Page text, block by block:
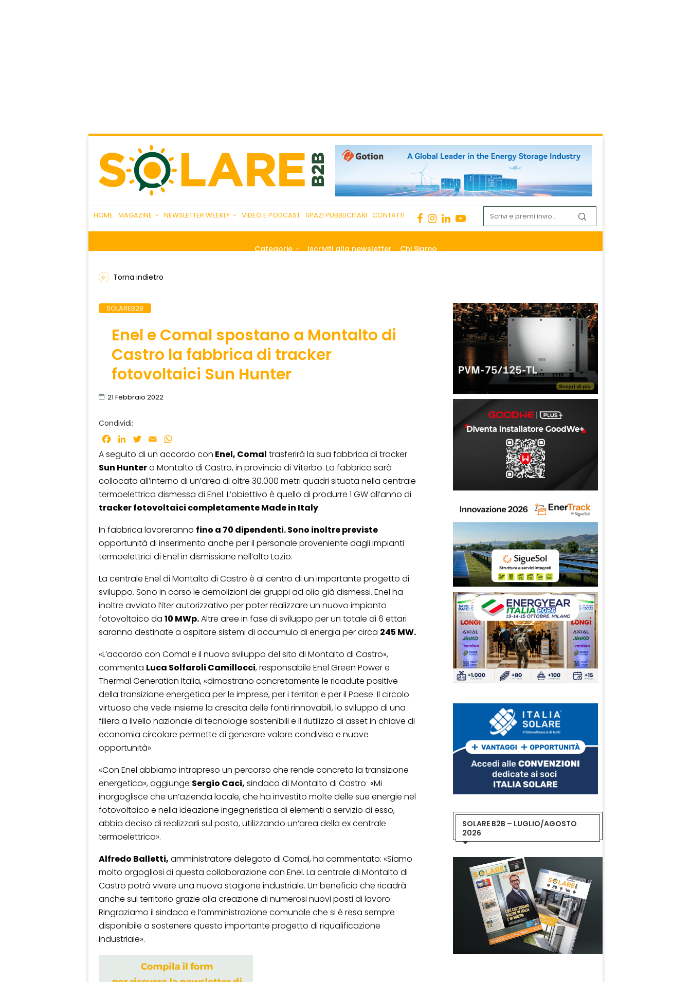
HOME MAGAZINE NEWSLETTER WEEKLY VIDEO E PODCAST SPAZI PUBBLICITARI CONTATTI
Categorie Iscriviti alla newsletter Chi Siamo
Torna indietro
SOLAREB2B
Enel e Comal spostano a Montalto di
Castro la fabbrica di tracker
fotovoltaici Sun Hunter
21 Febbraio 2022
Condividi:
Facebook
LinkedInTwitter
Email
A seguito di un accordo con Enel, Comal trasferirà la sua fabbrica di tracker
Sun Huntera Montalto di Castro, in provincia di Viterbo. La fabbrica sarà
collocata all’interno di un’area di oltre 30.000 metri quadri situata nella centrale
termoelettrica dismessa di Enel. L’obiettivo è quello di produrre 1 GW all’anno di
tracker fotovoltaici completamente Made in Italy.
In fabbrica lavoreranno fino a 70 dipendenti. Sono inoltre previste
opportunità di inserimento anche per il personale proveniente dagli impianti
termoelettrici di Enel in dismissione nell’alto Lazio.
La centrale Enel di Montalto di Castro è al centro di un importante progetto di
sviluppo. Sono in corso le demolizioni dei gruppi ad olio già dismessi. Enel ha
inoltre avviato l’iter autorizzativo per poter realizzare un nuovo impianto
fotovoltaico da 10 MWp.Altre aree in fase di sviluppo per un totale di 6 ettari
saranno destinate a ospitare sistemi di accumulo di energia per circa 245 MW.
«L’accordo con Comal e il nuovo sviluppo del sito di Montalto di Castro»,
commenta Luca Solfaroli Camillocci, responsabile Enel Green Power e
Thermal Generation Italia, «dimostrano concretamente le ricadute positive
della transizione energetica per le imprese, per i territori e per il Paese. Il circolo
virtuoso che vede insieme la crescita delle fonti rinnovabili, lo sviluppo di una
filiera a livello nazionale di tecnologie sostenibili e il riutilizzo di asset in chiave di
economia circolare permette di generare valore condiviso e nuove
opportunità».
«Con Enel abbiamo intrapreso un percorso che rende concreta la transizione
energetica», aggiunge Sergio Caci, sindaco di Montalto di Castro «Mi
inorgoglisce che un’azienda locale, che ha investito molte delle sue energie nel
fotovoltaico e nella ideazione ingegneristica di elementi a servizio di esso,
abbia deciso di realizzarli sul posto, utilizzando un’area della ex centrale
termoelettrica».
Alfredo Balletti, amministratore delegato di Comal, ha commentato: «Siamo
molto orgogliosi di questa collaborazione con Enel. La centrale di Montalto di
Castro potrà vivere una nuova stagione industriale. Un beneficio che ricadrà
anche sul territorio grazie alla creazione di numerosi nuovi posti di lavoro.
Ringraziamo il sindaco e l’amministrazione comunale che si è resa sempre
disponibile a sostenere questo importante progetto di riqualificazione
industriale».
SOLARE B2B – LUGLIO/AGOSTO
2026